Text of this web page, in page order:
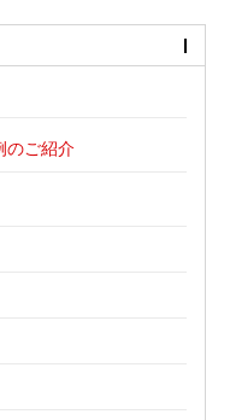
のご紹介
ご紹介
ご紹介
のご紹介
のご紹介
・折込配布を
ラシ屋さんブ